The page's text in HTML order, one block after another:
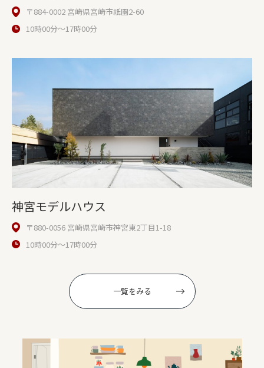
〒884-0002 宮崎県宮崎市祇園2-60
10時00分〜17時00分
神宮モデルハウス
〒880-0056 宮崎県宮崎市神宮東2丁目1-18
10時00分〜17時00分
一覧をみる